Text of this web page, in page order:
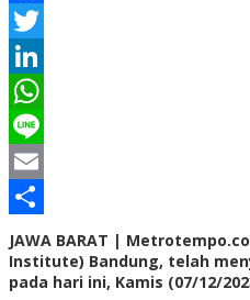
Facebook
Twitter
LinkedIn
WhatsApp
Line
Email
Share
JAWA BARAT |
Institute) Bandung, telah
pada hari ini, Kamis (07/12/